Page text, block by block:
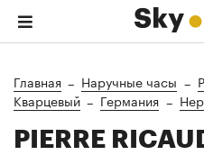
Главная Наручные часы
Кварцевый
Германия
PIERRE